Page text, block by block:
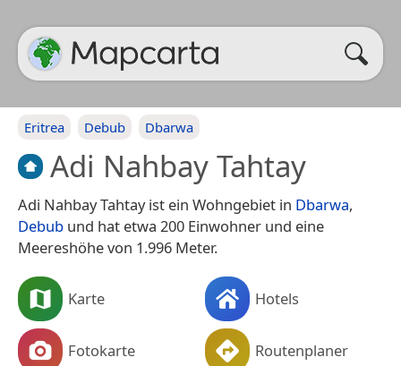
Eritrea Debub Dbarwa
Adi Nahbay Tahtay
Adi Nahbay Tahtay ist ein Wohngebiet in Dbarwa,
Debub und hat etwa 200 Einwohner und eine
Meereshöhe von 1.996 Meter.
Karte Hotels
Fotokarte Routenplaner